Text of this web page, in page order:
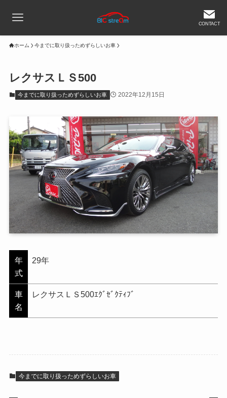
CONTACT
ホーム 今までに取り扱っためずらしいお車
レクサスＬＳ500
今までに取り扱っためずらしいお車 2022年12月15日
年
式
29年
車
名
レクサスＬＳ500ｴｸﾞｾﾞｸﾃｨﾌﾞ
今までに取り扱っためずらしいお車